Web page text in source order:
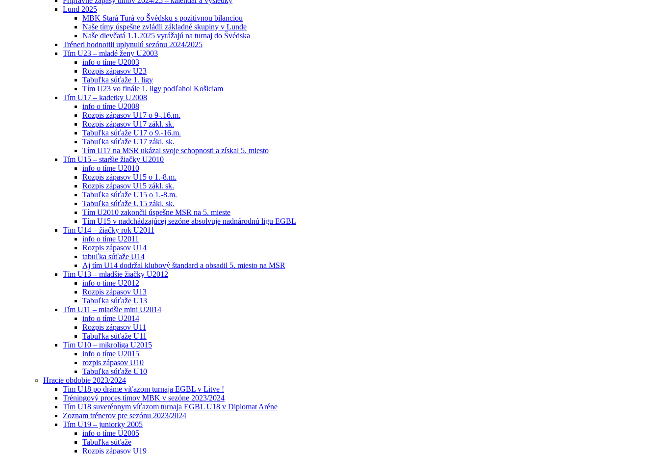
Lund 2025
MBK Stará Turá vo Švédsku s pozitívnou bilanciou
Naše tímy úspešne zvládli základné skupiny v Lunde
Naše dievčatá 1.1.2025 vyrážajú na turnaj do Švédska
Tréneri hodnotili uplynulú sezónu 2024/2025
Tím U23 – mladé ženy U2003
info o tíme U2003
Rozpis zápasov U23
Tabuľka súťaže 1. ligy
Tím U23 vo finále 1. ligy podľahol Košiciam
Tím U17 – kadetky U2008
info o tíme U2008
Rozpis zápasov U17 o 9-.16.m.
Rozpis zápasov U17 zákl. sk.
Tabuľka súťaže U17 o 9.-16.m.
Tabuľka súťaže U17 zákl. sk.
Tím U17 na MSR ukázal svoje schopnosti a získal 5. miesto
Tím U15 – staršie žiačky U2010
info o tíme U2010
Rozpis zápasov U15 o 1.-8.m.
Rozpis zápasov U15 zákl. sk.
Tabuľka súťaže U15 o 1.-8.m.
Tabuľka súťaže U15 zákl. sk.
Tím U2010 zakončil úspešne MSR na 5. mieste
Tím U15 v nadchádzajúcej sezóne absolvuje nadnárodnú ligu EGBL
Tím U14 – žiačky rok U2011
info o tíme U2011
Rozpis zápasov U14
tabuľka súťaže U14
Aj tím U14 dodržal klubový štandard a obsadil 5. miesto na MSR
Tím U13 – mladšie žiačky U2012
info o tíme U2012
Rozpis zápasov U13
Tabuľka súťaže U13
Tím U11 – mladšie mini U2014
info o tíme U2014
Rozpis zápasov U11
Tabuľka súťaže U11
Tím U10 – mikroliga U2015
info o tíme U2015
rozpis zápasov U10
Tabuľka súťaže U10
Hracie obdobie 2023/2024
Tím U18 po dráme víťazom turnaja EGBL v Litve !
Tréningový proces tímov MBK v sezóne 2023/2024
Tím U18 suverénnym víťazom turnaja EGBL U18 v Diplomat Aréne
Zoznam trénerov pre sezónu 2023/2024
Tím U19 – juniorky 2005
info o tíme U2005
Tabuľka súťaže
Rozpis zápasov U19